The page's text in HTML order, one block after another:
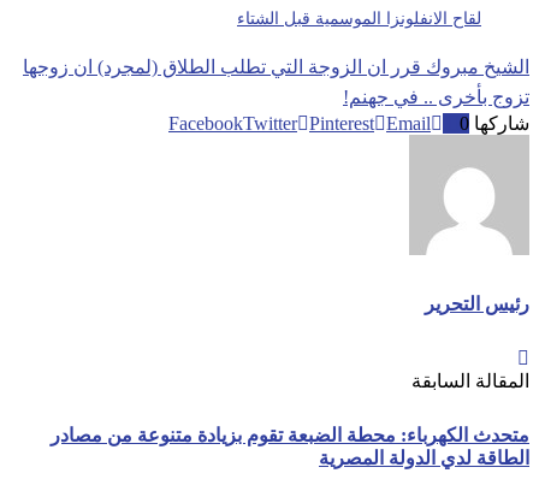
لقاح الانفلونزا الموسمية قبل الشتاء
الشيخ مبروك قرر ان الزوجة التي تطلب الطلاق (لمجرد) ان زوجها
تزوج بأخرى .. في جهنم!
شاركها 0
FacebookTwitter Pinterest Email
رئيس التحرير
المقالة السابقة
متحدث الكهرباء: محطة الضبعة تقوم بزيادة متنوعة من مصادر
الطاقة لدي الدولة المصرية